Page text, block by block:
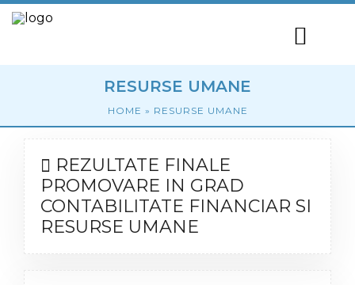
RESURSE UMANE
HOME » RESURSE UMANE
REZULTATE FINALE
PROMOVARE IN GRAD
CONTABILITATE FINANCIAR SI
RESURSE UMANE